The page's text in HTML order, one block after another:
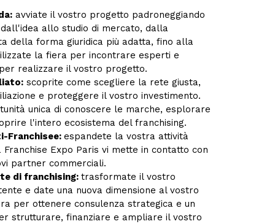
avviate il vostro progetto padroneggiando
allo studio di mercato, dalla
della forma giuridica più adatta, fino alla
la fiera per incontrare esperti e
realizzare il vostro progetto.
scoprite come scegliere la rete giusta,
e proteggere il vostro investimento.
unica di conoscere le marche, esplorare
l'intero ecosistema del franchising.
Franchisee: espandete la vostra attività
Expo Paris vi mette in contatto con
partner commerciali.
di franchising: trasformate il vostro
e date una nuova dimensione al vostro
per ottenere consulenza strategica e un
strutturare, finanziare e ampliare il vostro